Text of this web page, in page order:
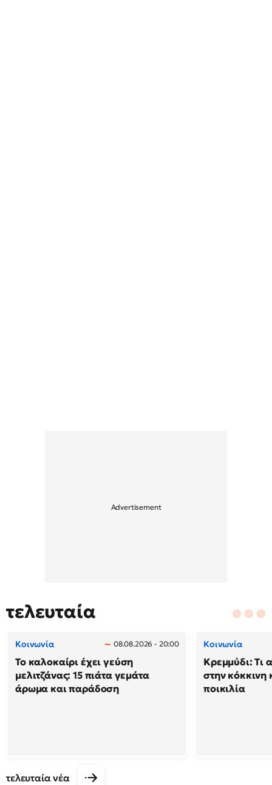
τελευταία
Κοινωνία 08.08.2026 - 20:00
Το καλοκαίρι έχει γεύση
μελιτζάνας: 15 πιάτα γεμάτα
άρωμα και παράδοση
Κοινωνία
Κρεμμύδι: Τι
στην κόκκινη
ποικιλία
τελευταία νέα